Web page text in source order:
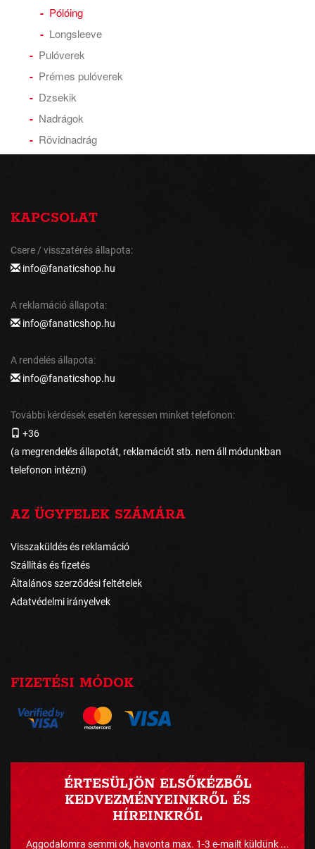
Pólóing
Longsleeve
Pulóverek
Prémes pulóverek
Dzsekik
Nadrágok
Rövidnadrág
KAPCSOLAT
Csere / visszatérés állapota:
info@fanaticshop.hu
A reklamáció állapota:
info@fanaticshop.hu
A rendelés állapota:
info@fanaticshop.hu
További kérdések esetén keressen minket telefonon:
+36
(a megrendelés állapotát, reklamációt stb. nem áll módunkban
telefonon intézni)
AZ ÜGYFELEK SZÁMÁRA
Visszaküldés és reklamáció
Szállítás és fizetés
Általános szerződési feltételek
Adatvédelmi irányelvek
FIZETÉSI MÓDOK
ÉRTESÜLJÖN ELSŐKÉZBŐL
KEDVEZMÉNYEINKRŐL ÉS
HÍREINKRŐL
Aggodalomra semmi ok, havonta max. 1-3 e-mailt küldünk ...